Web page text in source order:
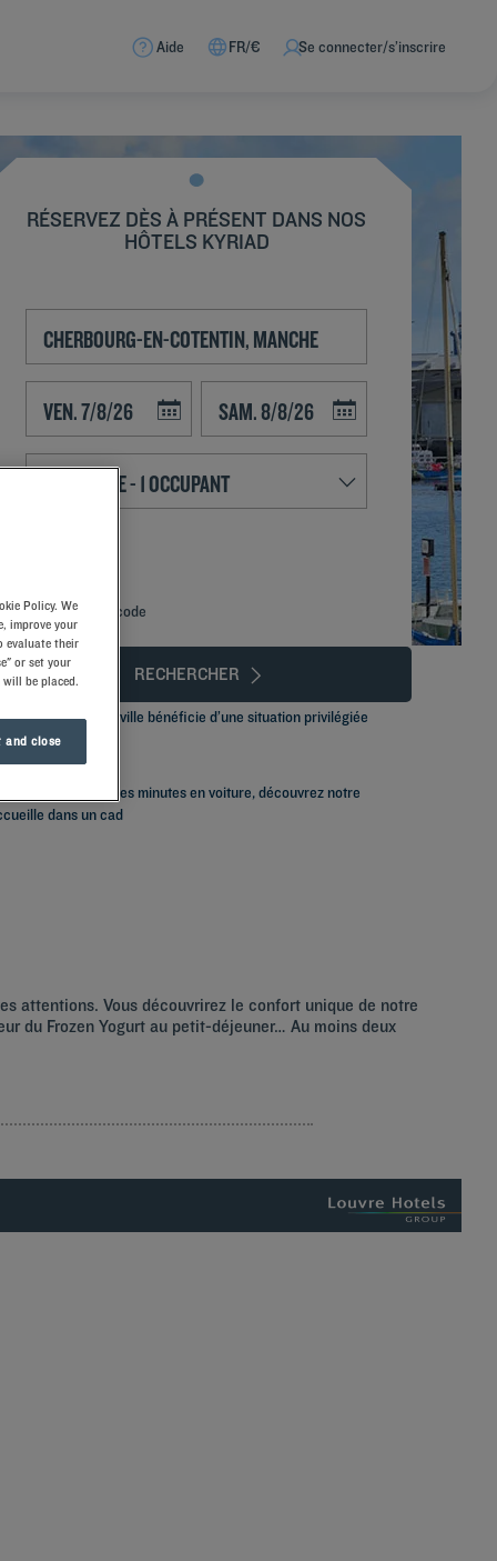
Aide FR/€ Se connecter/s’inscrire
RÉSERVEZ DÈS À PRÉSENT DANS NOS
HÔTELS KYRIAD
Navigate forward to interact with the calendar and select a date.
Navigate backward to interact with the
RECHERCHER
Ajouter un code
parking privé. La ville bénéficie d’une situation privilégiée
Kyriad.
qualité. À quelques minutes en voiture, découvrez notre
dans un cad
attentions. Vous découvrirez le confort unique de notre
du Frozen Yogurt au petit-déjeuner… Au moins deux
Policy. We
improve your
evaluate their
or set your
will be placed.
and close